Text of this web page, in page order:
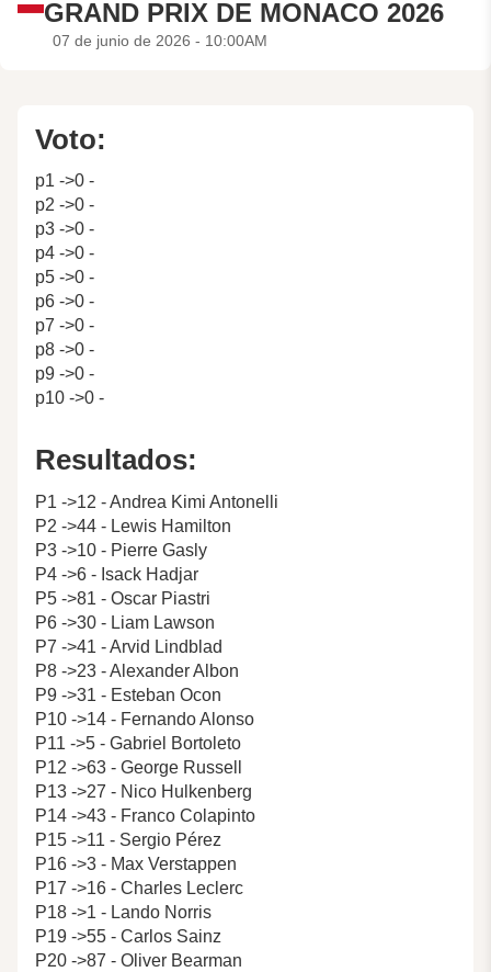
GRAND PRIX DE MONACO 2026
07 de junio de 2026 - 10:00AM
Voto:
p1 ->0 -
p2 ->0 -
p3 ->0 -
p4 ->0 -
p5 ->0 -
p6 ->0 -
p7 ->0 -
p8 ->0 -
p9 ->0 -
p10 ->0 -
Resultados:
P1 ->12 - Andrea Kimi Antonelli
P2 ->44 - Lewis Hamilton
P3 ->10 - Pierre Gasly
P4 ->6 - Isack Hadjar
P5 ->81 - Oscar Piastri
P6 ->30 - Liam Lawson
P7 ->41 - Arvid Lindblad
P8 ->23 - Alexander Albon
P9 ->31 - Esteban Ocon
P10 ->14 - Fernando Alonso
P11 ->5 - Gabriel Bortoleto
P12 ->63 - George Russell
P13 ->27 - Nico Hulkenberg
P14 ->43 - Franco Colapinto
P15 ->11 - Sergio Pérez
P16 ->3 - Max Verstappen
P17 ->16 - Charles Leclerc
P18 ->1 - Lando Norris
P19 ->55 - Carlos Sainz
P20 ->87 - Oliver Bearman